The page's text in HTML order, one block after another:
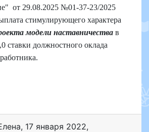
от 29.08.2025 №01-37-23/2025
стимулирующего характера
модели наставничества в
ставки должностного оклада
, 17 января 2022,